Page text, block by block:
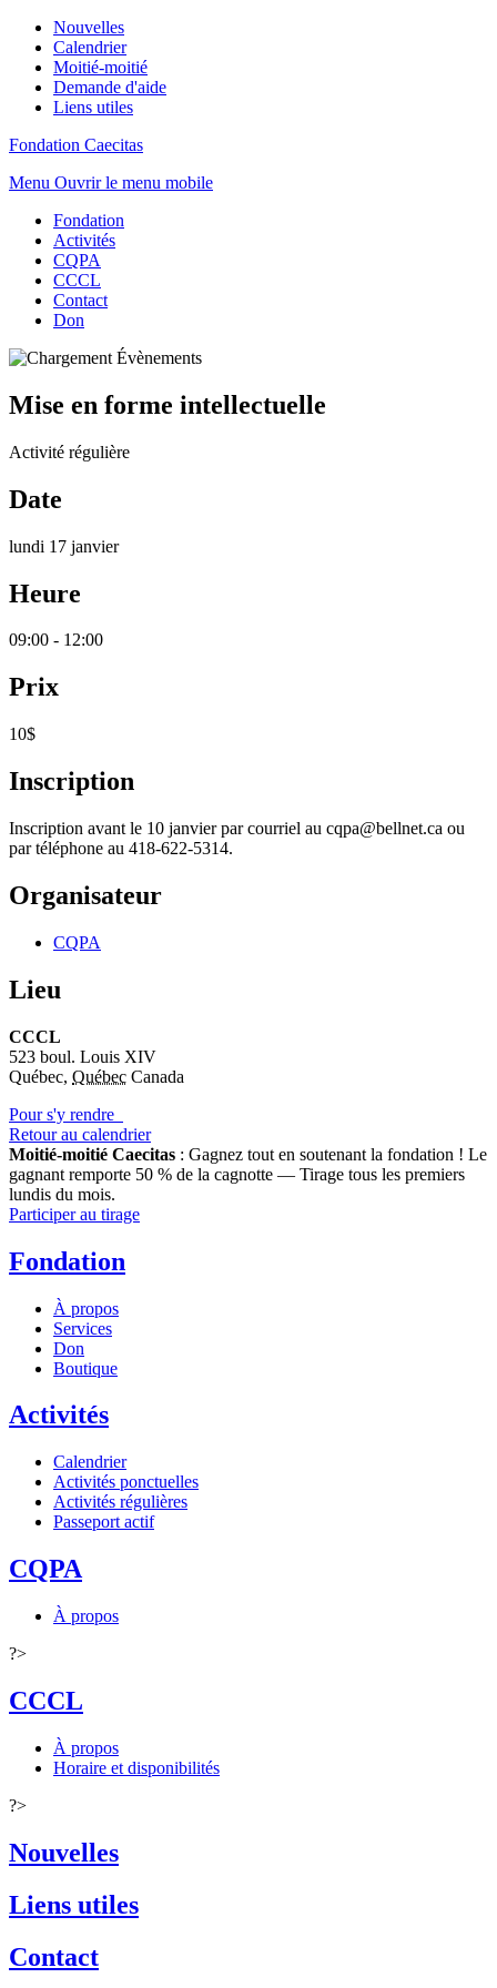
Nouvelles
Calendrier
Moitié-moitié
Demande d'aide
Liens utiles
Fondation Caecitas
Menu Ouvrir le menu mobile
Fondation
Activités
CQPA
CCCL
Contact
Don
Mise en forme intellectuelle
Activité régulière
Date
lundi 17 janvier
Heure
09:00 - 12:00
Prix
10$
Inscription
Inscription avant le 10 janvier par courriel au cqpa@bellnet.ca ou
par téléphone au 418-622-5314.
Organisateur
CQPA
Lieu
CCCL
523 boul. Louis XIV
Québec, Québec Canada
Pour s'y rendre
Retour au calendrier
Moitié-moitié Caecitas : Gagnez tout en soutenant la fondation ! Le
gagnant remporte 50 % de la cagnotte — Tirage tous les premiers
lundis du mois.
Participer au tirage
Fondation
À propos
Services
Don
Boutique
Activités
Calendrier
Activités ponctuelles
Activités régulières
Passeport actif
CQPA
À propos
?>
CCCL
À propos
Horaire et disponibilités
?>
Nouvelles
Liens utiles
Contact